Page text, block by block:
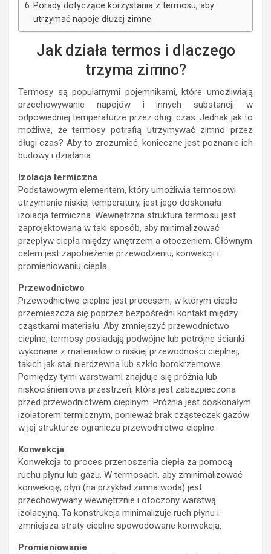
Porady dotyczące korzystania z termosu, aby
utrzymać napoje dłużej zimne
Jak działa termos i dlaczego
trzyma zimno?
Termosy są popularnymi pojemnikami, które umożliwiają
przechowywanie napojów i innych substancji w
odpowiedniej temperaturze przez długi czas. Jednak jak to
możliwe, że termosy potrafią utrzymywać zimno przez
długi czas? Aby to zrozumieć, konieczne jest poznanie ich
budowy i działania.
Izolacja termiczna
Podstawowym elementem, który umożliwia termosowi
utrzymanie niskiej temperatury, jest jego doskonała
izolacja termiczna. Wewnętrzna struktura termosu jest
zaprojektowana w taki sposób, aby minimalizować
przepływ ciepła między wnętrzem a otoczeniem. Głównym
celem jest zapobieżenie przewodzeniu, konwekcji i
promieniowaniu ciepła.
Przewodnictwo
Przewodnictwo cieplne jest procesem, w którym ciepło
przemieszcza się poprzez bezpośredni kontakt między
cząstkami materiału. Aby zmniejszyć przewodnictwo
cieplne, termosy posiadają podwójne lub potrójne ścianki
wykonane z materiałów o niskiej przewodności cieplnej,
takich jak stal nierdzewna lub szkło borokrzemowe.
Pomiędzy tymi warstwami znajduje się próżnia lub
niskociśnieniowa przestrzeń, która jest zabezpieczona
przed przewodnictwem cieplnym. Próżnia jest doskonałym
izolatorem termicznym, ponieważ brak cząsteczek gazów
w jej strukturze ogranicza przewodnictwo cieplne.
Konwekcja
Konwekcja to proces przenoszenia ciepła za pomocą
ruchu płynu lub gazu. W termosach, aby zminimalizować
konwekcję, płyn (na przykład zimna woda) jest
przechowywany wewnętrznie i otoczony warstwą
izolacyjną. Ta konstrukcja minimalizuje ruch płynu i
zmniejsza straty cieplne spowodowane konwekcją.
Promieniowanie